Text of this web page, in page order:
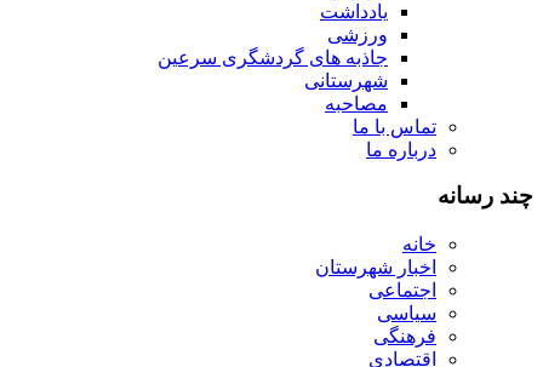
یادداشت
ورزشی
جاذبه های گردشگری سرعین
شهرستانی
مصاحبه
تماس با ما
درباره ما
چند رسانه
خانه
اخبار شهرستان
اجتماعی
سیاسی
فرهنگی
اقتصادی